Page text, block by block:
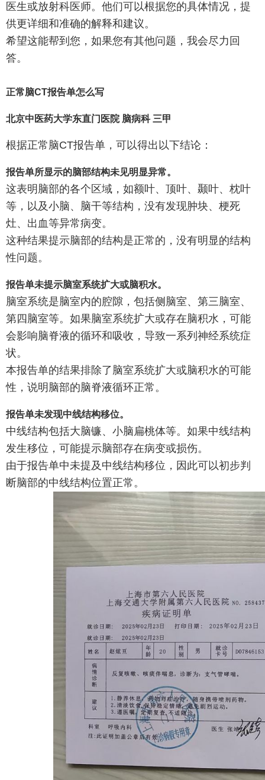
医生或放射科医师。他们可以根据您的具体情况，提
供更详细和准确的解释和建议。
希望这能帮到您，如果您有其他问题，我会尽力回
答。
正常脑CT报告单怎么写
北京中医药大学东直门医院 脑病科 三甲
根据正常脑CT报告单，可以得出以下结论：
报告单所显示的脑部结构未见明显异常。
这表明脑部的各个区域，如额叶、顶叶、颞叶、枕叶
等，以及小脑、脑干等结构，没有发现肿块、梗死
灶、出血等异常病变。
这种结果提示脑部的结构是正常的，没有明显的结构
性问题。
报告单未提示脑室系统扩大或脑积水。
脑室系统是脑室内的腔隙，包括侧脑室、第三脑室、
第四脑室等。如果脑室系统扩大或存在脑积水，可能
会影响脑脊液的循环和吸收，导致一系列神经系统症
状。
本报告单的结果排除了脑室系统扩大或脑积水的可能
性，说明脑部的脑脊液循环正常。
报告单未发现中线结构移位。
中线结构包括大脑镰、小脑扁桃体等。如果中线结构
发生移位，可能提示脑部存在病变或损伤。
由于报告单中未提及中线结构移位，因此可以初步判
断脑部的中线结构位置正常。